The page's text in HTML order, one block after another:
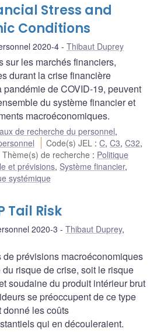
Stress and
Conditions
2020-4 Thibaut Duprey
sur les marchés financiers,
durant la crise financière
de COVID-19, peuvent
du système financier et
macroéconomiques.
de recherche du personnel,
Code(s) JEL :C,C3,C32,
Thème(s) de recherche : Politique
et prévisions, Système financier,
systémique
Tail Risk
2020-3 Thibaut Duprey,
prévisions macroéconomiques
risque de crise, soit le risque
soudaine du produit intérieur brut
se préoccupent de ce type
donné les coûts
qui en découleraient.